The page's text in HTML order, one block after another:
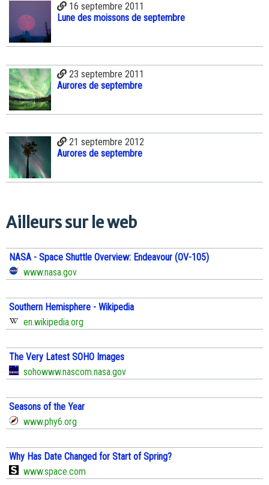
16 septembre 2011
Lune des moissons de septembre
23 septembre 2011
Aurores de septembre
21 septembre 2012
Aurores de septembre
Ailleurs sur le web
NASA - Space Shuttle Overview: Endeavour (OV-105)
www.nasa.gov
Southern Hemisphere - Wikipedia
en.wikipedia.org
The Very Latest SOHO Images
sohowww.nascom.nasa.gov
Seasons of the Year
www.phy6.org
Why Has Date Changed for Start of Spring?
www.space.com